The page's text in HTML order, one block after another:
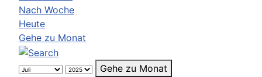
Nach Woche
Heute
Gehe zu Monat
Gehe zu Monat